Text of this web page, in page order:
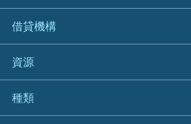
私人貸款比較
稅季/稅務貸款
網上貸款
結餘轉戶(清卡數貸款)
銀行貸款
借貸機構
BEA 東亞銀行
BOC 中國銀行
Cashing Pro 優尚信貸
資源
如何申請個人貸款
如何管理個人貸款
種類